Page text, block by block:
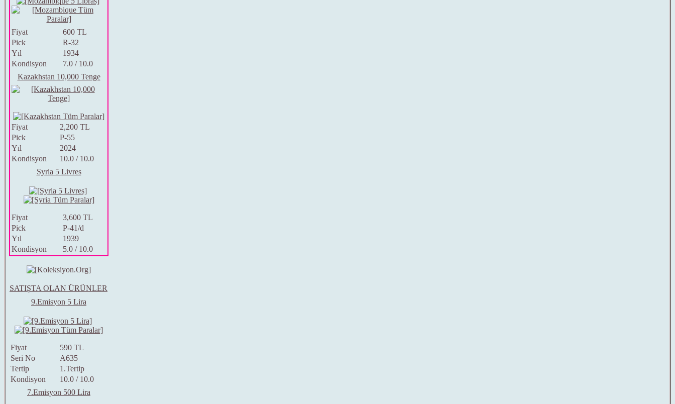
Fiyat
600 TL
Pick
R-32
Yıl
1934
Kondisyon
7.0 / 10.0
Kazakhstan 10,000 Tenge
Fiyat
2,200 TL
Pick
P-55
Yıl
2024
Kondisyon
10.0 / 10.0
Syria 5 Livres
Fiyat
3,600 TL
Pick
P-41/d
Yıl
1939
Kondisyon
5.0 / 10.0
SATIŞTA OLAN ÜRÜNLER
9.Emisyon 5 Lira
Fiyat
590 TL
Seri No
A635
Tertip
1.Tertip
Kondisyon
10.0 / 10.0
7.Emisyon 500 Lira